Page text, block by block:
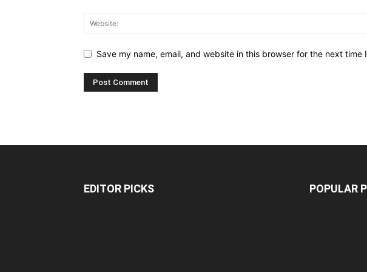
Save my name, email, and website in this browser for the next time
EDITOR PICKS POPULAR